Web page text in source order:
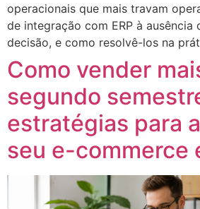
operacionais que mais travam
de integração com ERP à ausência
decisão, e como resolvê-los na
Como vender
segundo
estratégias para
seu e-commerce